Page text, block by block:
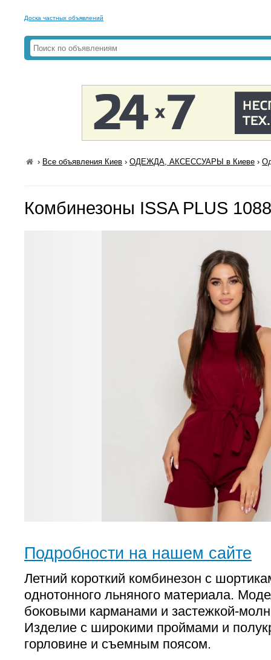
Доска частных объявлений
› Все объявления Киев ›ОДЕЖДА, АКСЕССУАРЫ в Киеве ›
Комбинезоны ISSA PLUS
Подробности на нашем сайте
Летний короткий комбинезон с
однотонного льняного материала.
боковыми карманами и застежкой-
Изделие с широкими проймами и
горловине и съемным поясом.